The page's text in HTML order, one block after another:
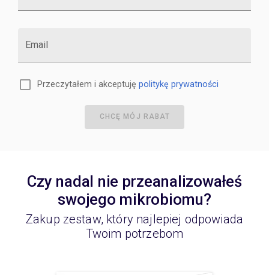
Email
Przeczytałem i akceptuję politykę prywatności
CHCĘ MÓJ RABAT
Czy nadal nie przeanalizowałeś
swojego mikrobiomu?
Zakup zestaw, który najlepiej odpowiada
Twoim potrzebom